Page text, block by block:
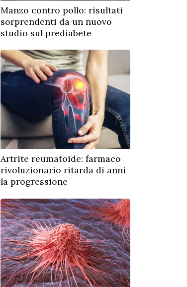
Manzo contro pollo: risultati
sorprendenti da un nuovo
studio sul prediabete
Artrite reumatoide: farmaco
rivoluzionario ritarda di anni
la progressione